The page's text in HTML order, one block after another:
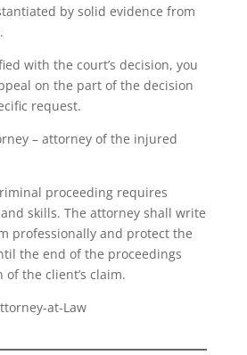
by solid evidence from
with the court’s decision, you
on the part of the decision
request.
– attorney of the injured
proceeding requires
skills. The attorney shall write
professionally and protect the
the end of the proceedings
the client’s claim.
at-Law